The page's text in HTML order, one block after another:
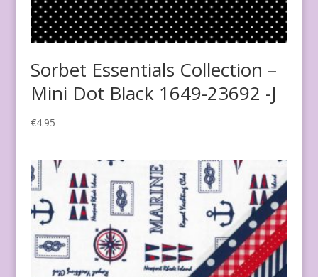
Sorbet Essentials Collection –
Mini Dot Black 1649-23692 -J
€4.95